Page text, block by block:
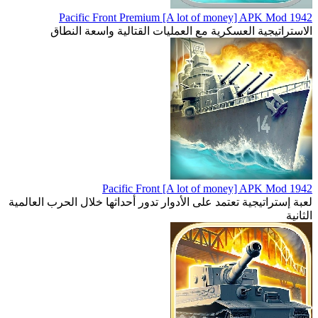
1942 Pacific Front Premium [A lot of money] APK Mod
الاستراتيجية العسكرية مع العمليات القتالية واسعة النطاق
1942 Pacific Front [A lot of money] APK Mod
لعبة إستراتيجية تعتمد على الأدوار تدور أحداثها خلال الحرب العالمية
الثانية